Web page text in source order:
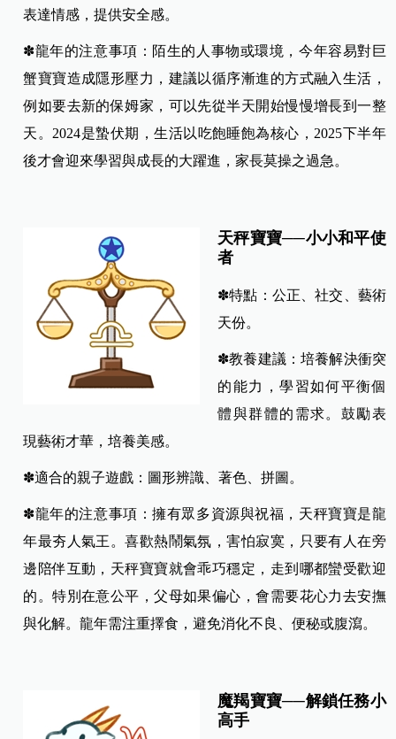
表達情感，提供安全感。
✽龍年的注意事項：陌生的人事物或環境，今年容易對巨
蟹寶寶造成隱形壓力，建議以循序漸進的方式融入生活，
例如要去新的保姆家，可以先從半天開始慢慢增長到一整
天。2024是蟄伏期，生活以吃飽睡飽為核心，2025下半年
後才會迎來學習與成長的大躍進，家長莫操之過急。
天秤寶寶──小小和平使
者
✽特點：公正、社交、藝術
天份。
✽教養建議：培養解決衝突
的能力，學習如何平衡個
體與群體的需求。鼓勵表
現藝術才華，培養美感。
✽適合的親子遊戲：圖形辨識、著色、拼圖。
✽龍年的注意事項：擁有眾多資源與祝福，天秤寶寶是龍
年最夯人氣王。喜歡熱鬧氣氛，害怕寂寞，只要有人在旁
邊陪伴互動，天秤寶寶就會乖巧穩定，走到哪都蠻受歡迎
的。特別在意公平，父母如果偏心，會需要花心力去安撫
與化解。龍年需注重擇食，避免消化不良、便秘或腹瀉。
魔羯寶寶──解鎖任務小
高手